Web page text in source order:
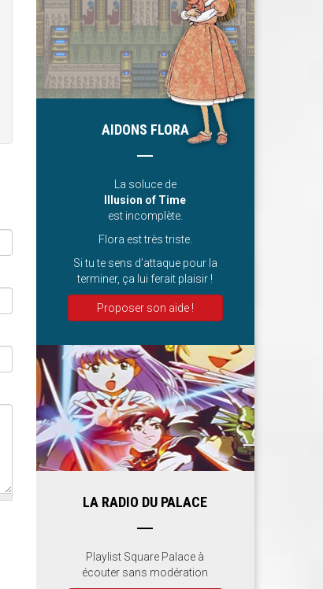
AIDONS FLORA
La soluce de
Illusion of Time
est incomplète.
Flora est très triste.
Si tu te sens d’attaque pour la
terminer, ça lui ferait plaisir !
Proposer son aide !
LA RADIO DU PALACE
Playlist Square Palace à
écouter sans modération